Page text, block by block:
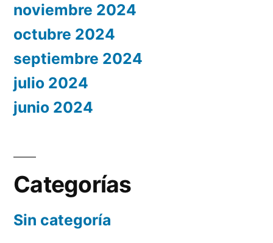
noviembre 2024
octubre 2024
septiembre 2024
julio 2024
junio 2024
Categorías
Sin categoría